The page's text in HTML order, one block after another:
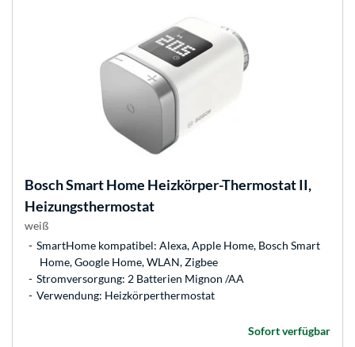
BoschSmart Home Heizkörper-Thermostat II,
Heizungsthermostat
weiß
SmartHome kompatibel: Alexa, Apple Home, Bosch Smart
Home, Google Home, WLAN, Zigbee
Stromversorgung: 2 Batterien Mignon /AA
Verwendung: Heizkörperthermostat
Sofort verfügbar